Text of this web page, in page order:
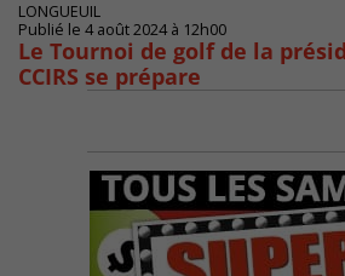
LONGUEUIL
Publié le 4 août 2024 à 12h00
Le Tournoi de golf de la
CCIRS se prépare